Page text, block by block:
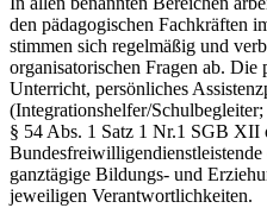
den pädagogischen Fachkräften
stimmen sich regelmäßig und
organisatorischen Fragen ab. Die
Unterricht, persönliches
(Integrationshelfer/
§ 54 Abs. 1 Satz 1 Nr.1 SGB
ganztägige Bildungs- und
jeweiligen Verantwortlichkeiten.